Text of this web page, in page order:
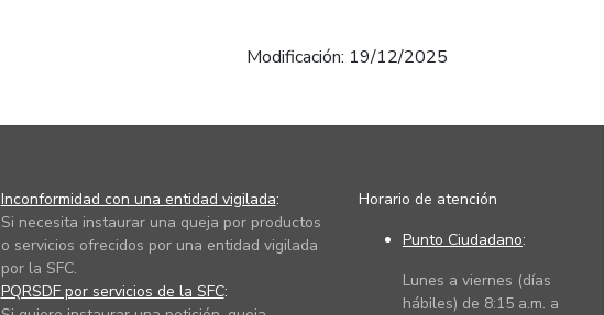
Modificación: 19/12/2025
Inconformidad con una entidad vigilada:
Si necesita instaurar una queja por productos
o servicios ofrecidos por una entidad vigilada
por la SFC.
PQRSDF por servicios de la SFC:
Horario de atención
Punto Ciudadano:
Lunes a viernes (días
hábiles) de 8:15 a.m. a